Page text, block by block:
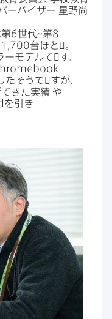
ーバイザー 星野尚
6世代~第8
1 700台ほと​゙。​
モデルて​゙す。
た​そうて​゙すが、​
きた​実績 や​
を​引き​